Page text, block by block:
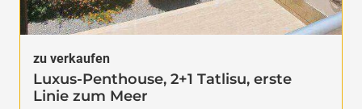
zu verkaufen
Luxus-Penthouse, 2+1 Tatlisu, erste
Linie zum Meer